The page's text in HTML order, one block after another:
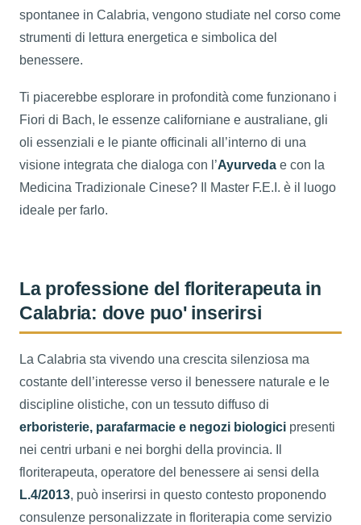
spontanee in Calabria, vengono studiate nel corso come
strumenti di lettura energetica e simbolica del
benessere.
Ti piacerebbe esplorare in profondità come funzionano i
Fiori di Bach, le essenze californiane e australiane, gli
oli essenziali e le piante officinali all’interno di una
visione integrata che dialoga con l’Ayurveda e con la
Medicina Tradizionale Cinese? Il Master F.E.I. è il luogo
ideale per farlo.
La professione del floriterapeuta in
Calabria: dove puo' inserirsi
La Calabria sta vivendo una crescita silenziosa ma
costante dell’interesse verso il benessere naturale e le
discipline olistiche, con un tessuto diffuso di
erboristerie, parafarmacie e negozi biologici presenti
nei centri urbani e nei borghi della provincia. Il
floriterapeuta, operatore del benessere ai sensi della
L.4/2013, può inserirsi in questo contesto proponendo
consulenze personalizzate in floriterapia come servizio